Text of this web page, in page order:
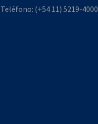
Teléfono: (+54 11) 5219-4000